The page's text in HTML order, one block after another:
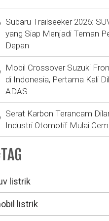
Subaru Trailseeker 2026:
yang Siap Menjadi Teman
Depan
Mobil Crossover Suzuki
di Indonesia, Pertama Kali
ADAS
Serat Karbon Terancam
Industri Otomotif Mulai
listrik
listrik